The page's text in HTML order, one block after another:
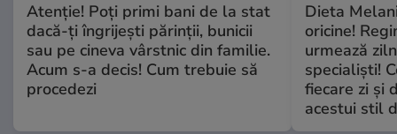
Atenție! Poți primi bani de la stat
dacă-ți îngrijești părinții, bunicii
sau pe cineva vârstnic din familie.
Acum s-a decis! Cum trebuie să
procedezi
Dieta
oricine!
urmează
specialiști!
fiecare zi și
acestui stil